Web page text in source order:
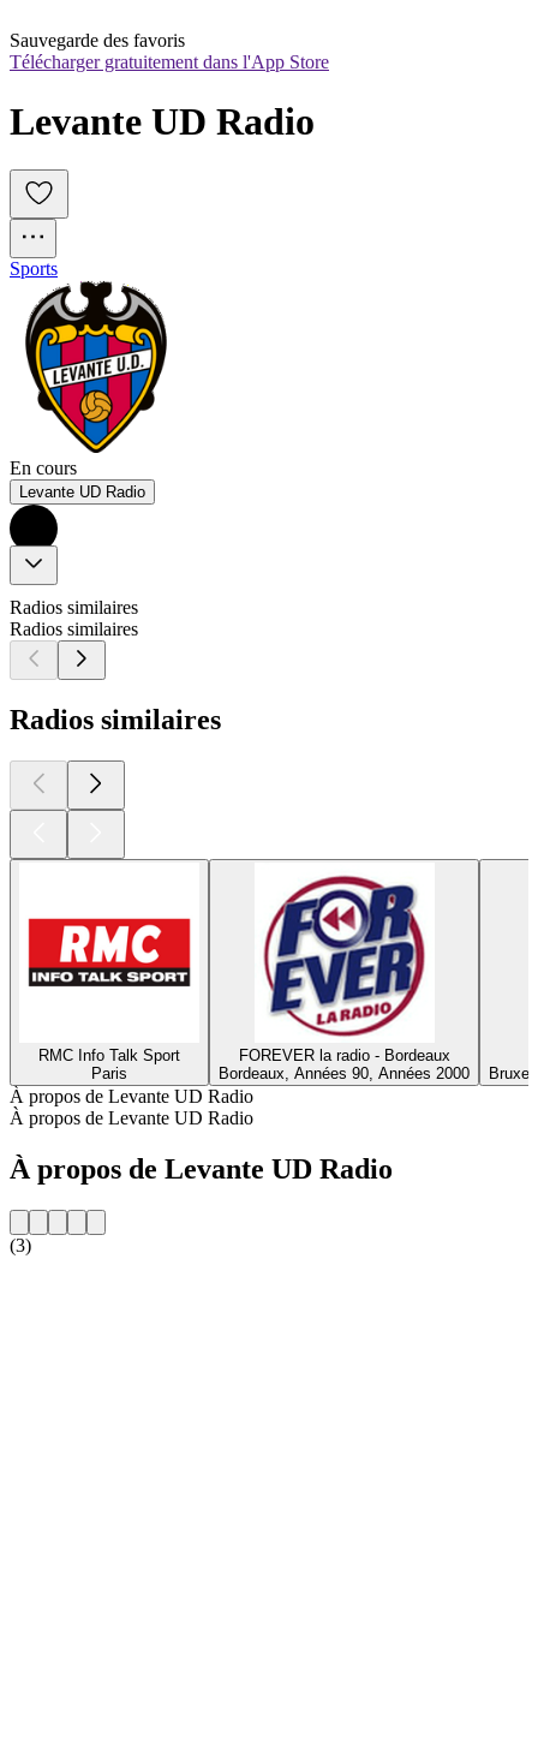
Sauvegarde des favoris
Télécharger gratuitement dans l'App Store
Levante UD Radio
Sports
En cours
Levante UD Radio
Radios similaires
Radios similaires
Radios similaires
RMC Info Talk Sport
Paris
FOREVER la radio - Bordeaux
Bordeaux, Années 90, Années 2000
À propos de Levante UD Radio
À propos de Levante UD Radio
À propos de Levante UD Radio
(3)